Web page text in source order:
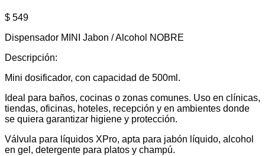
$ 549
Dispensador MINI Jabon / Alcohol NOBRE
Descripción:
Mini dosificador, con capacidad de 500ml.
Ideal para baños, cocinas o zonas comunes. Uso en clínicas,
tiendas, oficinas, hoteles, recepción y en ambientes donde
se quiera garantizar higiene y protección.
Válvula para líquidos XPro, apta para jabón líquido, alcohol
en gel, detergente para platos y champú.